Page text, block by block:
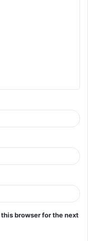
browser for the next